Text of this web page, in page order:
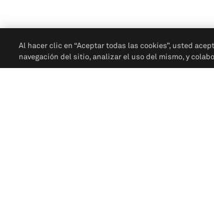
Al hacer clic en “Aceptar todas las cookies”, usted
navegación del sitio, analizar el uso del mismo, y